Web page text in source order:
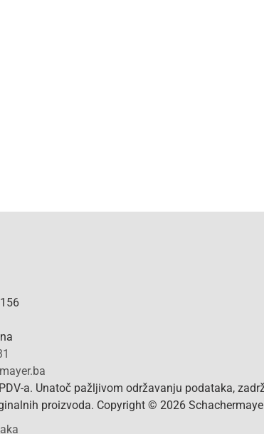
a. Unatoč pažljivom održavanju podataka,
proizvoda. Copyright © 2026